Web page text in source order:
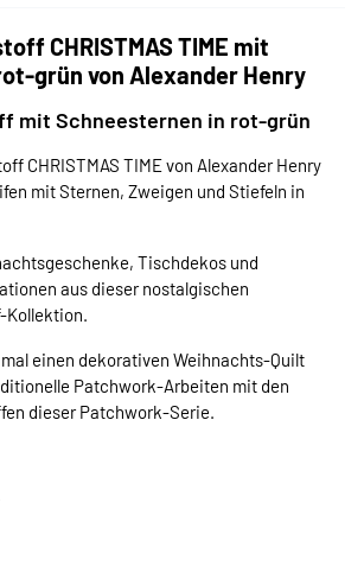
CHRISTMAS TIME mit
grün von Alexander Henry
mit Schneesternen in rot-grün
CHRISTMAS TIME von Alexander Henry
mit Sternen, Zweigen und Stiefeln in
Tischdekos und
aus dieser nostalgischen
Kollektion.
einen dekorativen Weihnachts-Quilt
Patchwork-Arbeiten mit den
dieser Patchwork-Serie.